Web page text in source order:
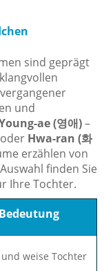
sind geprägt
und
ae (영애)–
Hwa-ran (화
erzählen von
finden Sie
Ihre Tochter.
Bedeutung
weise Tochter